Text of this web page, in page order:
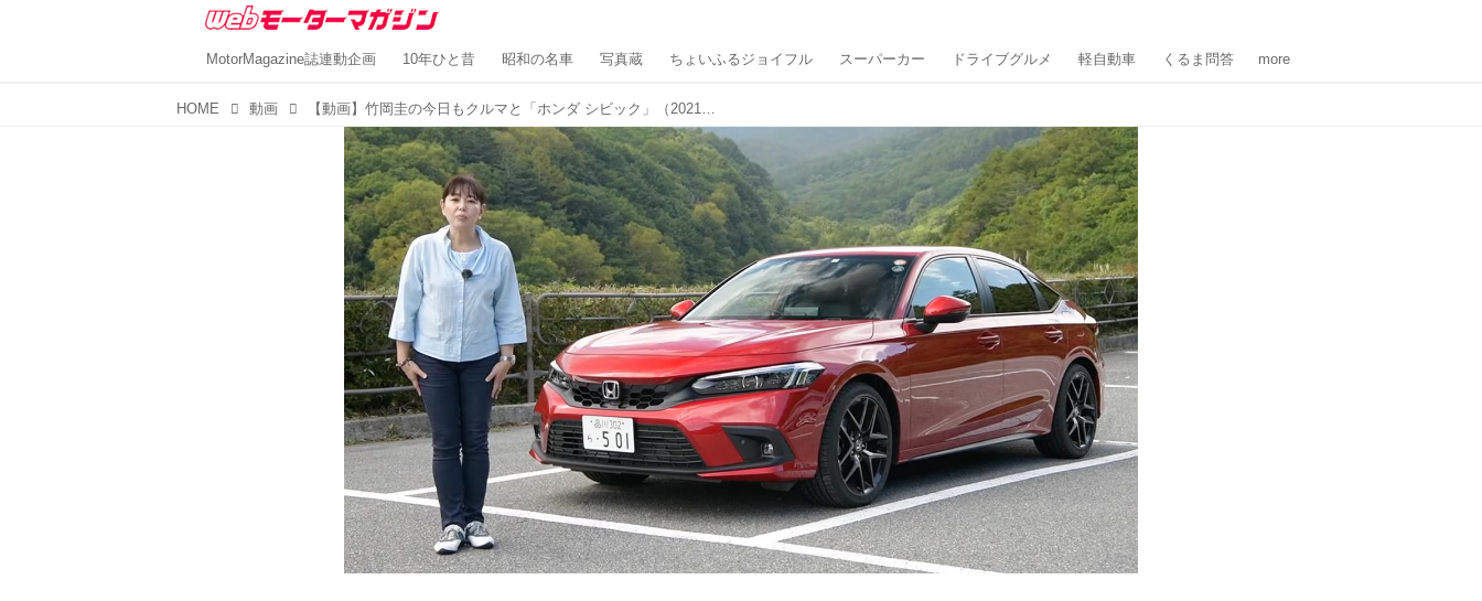
MotorMagazine誌連動企画 10年ひと昔 昭和の名車 写真蔵 ちょいふるジョイフル スーパーカー ドライブグルメ 軽自動車 くるま問答 more
HOME 動画 【動画】竹岡圭の今日もクルマと「ホンダ シビック」（2021年10月放映）